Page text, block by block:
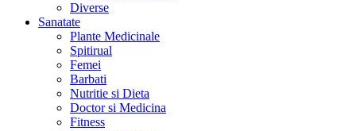
Diverse
Sanatate
Plante Medicinale
Spitirual
Femei
Barbati
Nutritie si Dieta
Doctor si Medicina
Fitness